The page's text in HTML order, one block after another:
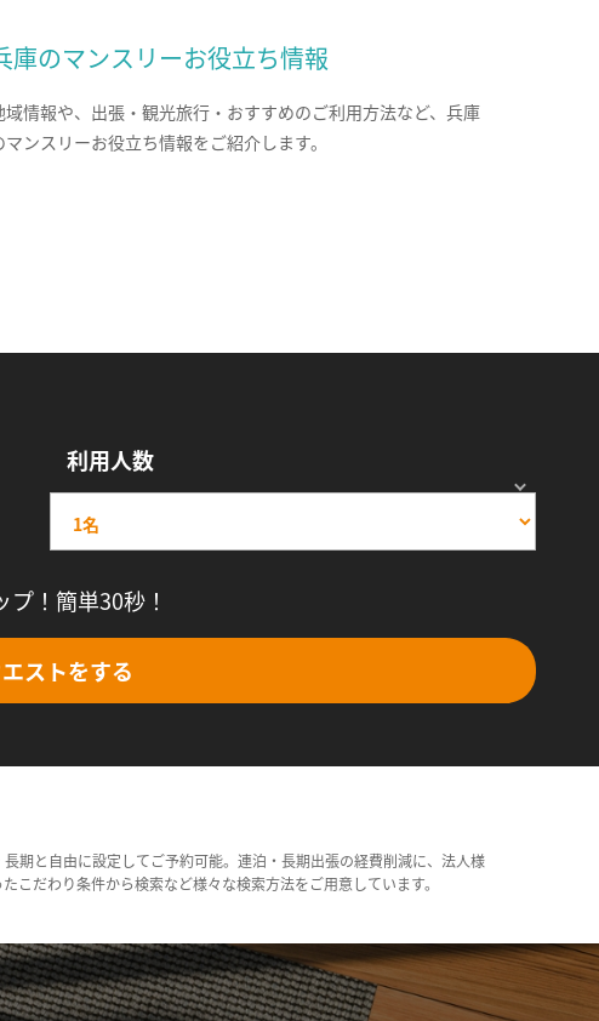
庫のマンスリーお役立ち情報
域情報や、出張・観光旅行・おすすめのご利用方法など、兵庫
マンスリーお役立ち情報をご紹介します。
利用人数
プ！簡単30秒！
ストをする
期と自由に設定してご予約可能。連泊・長期出張の経費削減に、法人様
だわり条件から検索など様々な検索方法をご用意しています。